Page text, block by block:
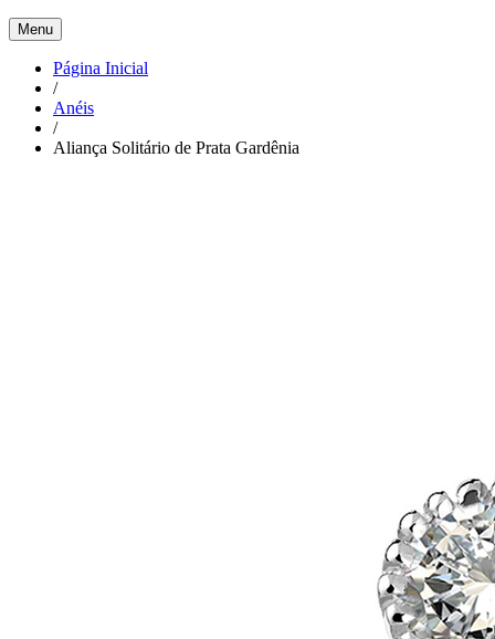
Menu
Página Inicial
/
Anéis
/
Aliança Solitário de Prata Gardênia